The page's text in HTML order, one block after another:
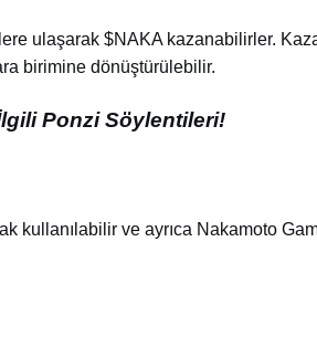
ulaşarak $NAKA kazanabilirler.
birimine dönüştürülebilir.
Ponzi Söylentileri!
kullanılabilir ve ayrıca Nakamoto